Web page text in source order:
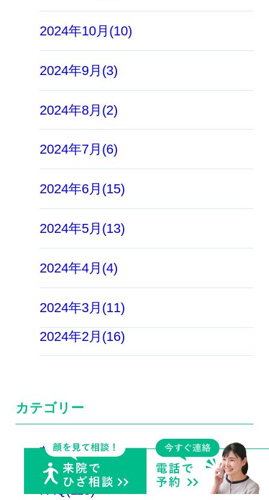
2024年10月(10)
2024年9月(3)
2024年8月(2)
2024年7月(6)
2024年6月(15)
2024年5月(13)
2024年4月(4)
2024年3月(11)
2024年2月(16)
カテゴリー
英訳(11)
FAQ(118)